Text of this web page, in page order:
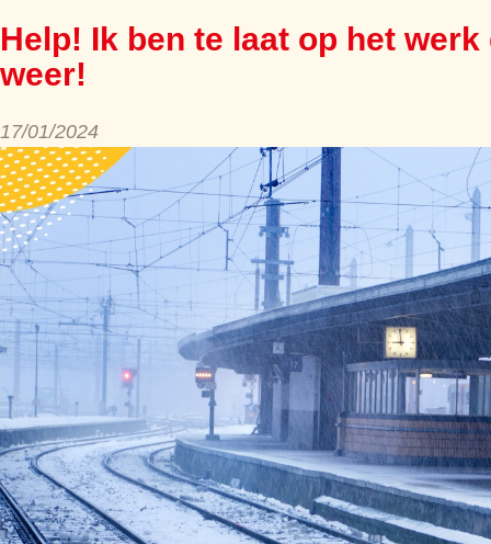
Help! Ik ben te laat op het
weer!
17/01/2024